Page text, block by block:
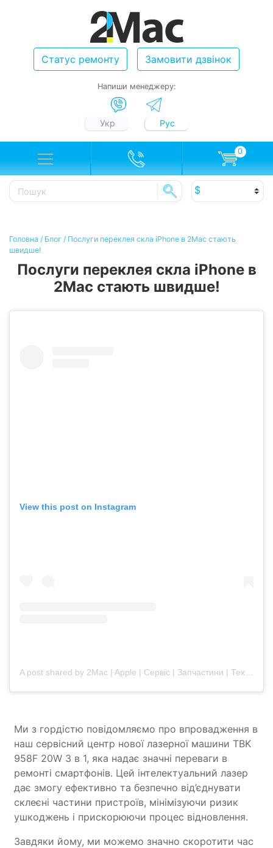
Статус ремонту Замовити дзвінок
Напиши менеджеру:
Укр Рус
0
Головна / Блог / Послуги переклея скла iPhone в 2Mac стають
швидше!
Послуги переклея скла iPhone в
2Mac стають швидше!
View this post on Instagram
Ми з гордістю повідомляємо про впровадження в
наш сервісний центр нової лазерної машини TBK
958F 20W 3 в 1, яка надає значні переваги в
ремонті смартфонів. Цей інтелектуальний лазер
дає змогу ефективно та безпечно від’єднувати
склеєні частини пристроїв, мінімізуючи ризик
ушкоджень і прискорюючи процес відновлення.
Завдяки йому, ми можемо значно скоротити час